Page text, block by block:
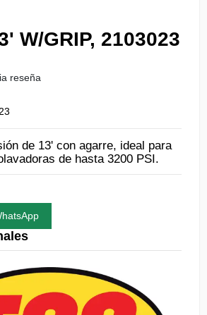
W/GRIP, 2103023
reseña
de 13' con agarre, ideal para
de hasta 3200 PSI.